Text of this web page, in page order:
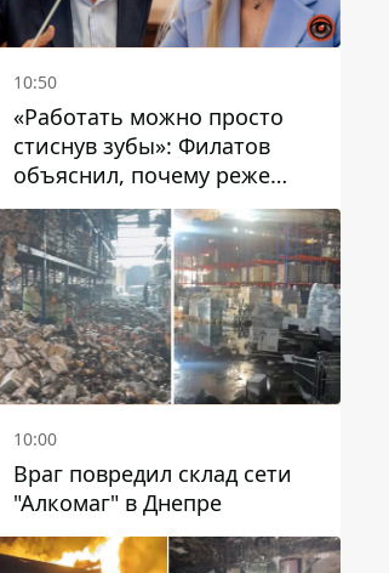
10:50
«Работать можно просто
стиснув зубы»: Филатов
объяснил, почему реже
пишет в соцсетях и
раскритиковал медийность
чиновников
10:00
Враг повредил склад сети
"Алкомаг" в Днепре